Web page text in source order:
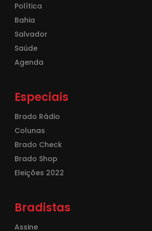
Política
Bahia
Salvador
Saúde
Agenda
Especiais
Brado Rádio
Colunas
Brado Check
Brado Shop
Eleições 2022
Bradistas
Assine